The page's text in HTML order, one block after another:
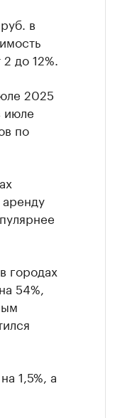
в
до 12%.
2025
июле
по
городах
54%,
1,5%, а